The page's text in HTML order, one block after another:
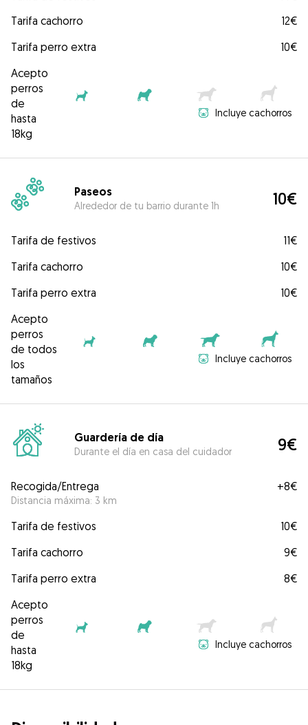
Tarifa cachorro
12€
Tarifa perro extra
10€
Acepto
perros
de
hasta
18kg
Incluye cachorros
Paseos
Alrededor de tu barrio durante 1h 10€
Tarifa de festivos
11€
Tarifa cachorro
10€
Tarifa perro extra
10€
Acepto
perros
de todos
los
tamaños
Incluye cachorros
Guardería de día
Durante el día en casa del cuidador 9€
Recogida/Entrega
Distancia máxima: 3 km
+8€
Tarifa de festivos
10€
Tarifa cachorro
9€
Tarifa perro extra
8€
Acepto
perros
de
hasta
18kg
Incluye cachorros